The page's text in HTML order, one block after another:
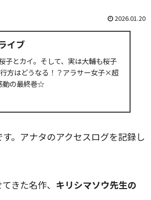
2026.01.20
イブ
子とカイ。そして、実は大輔も桜子
方はどうなる！？アラサー女子×超
動の最終巻☆
。アナタのアクセスログを記録し
きた名作、 キリシマソウ先生の